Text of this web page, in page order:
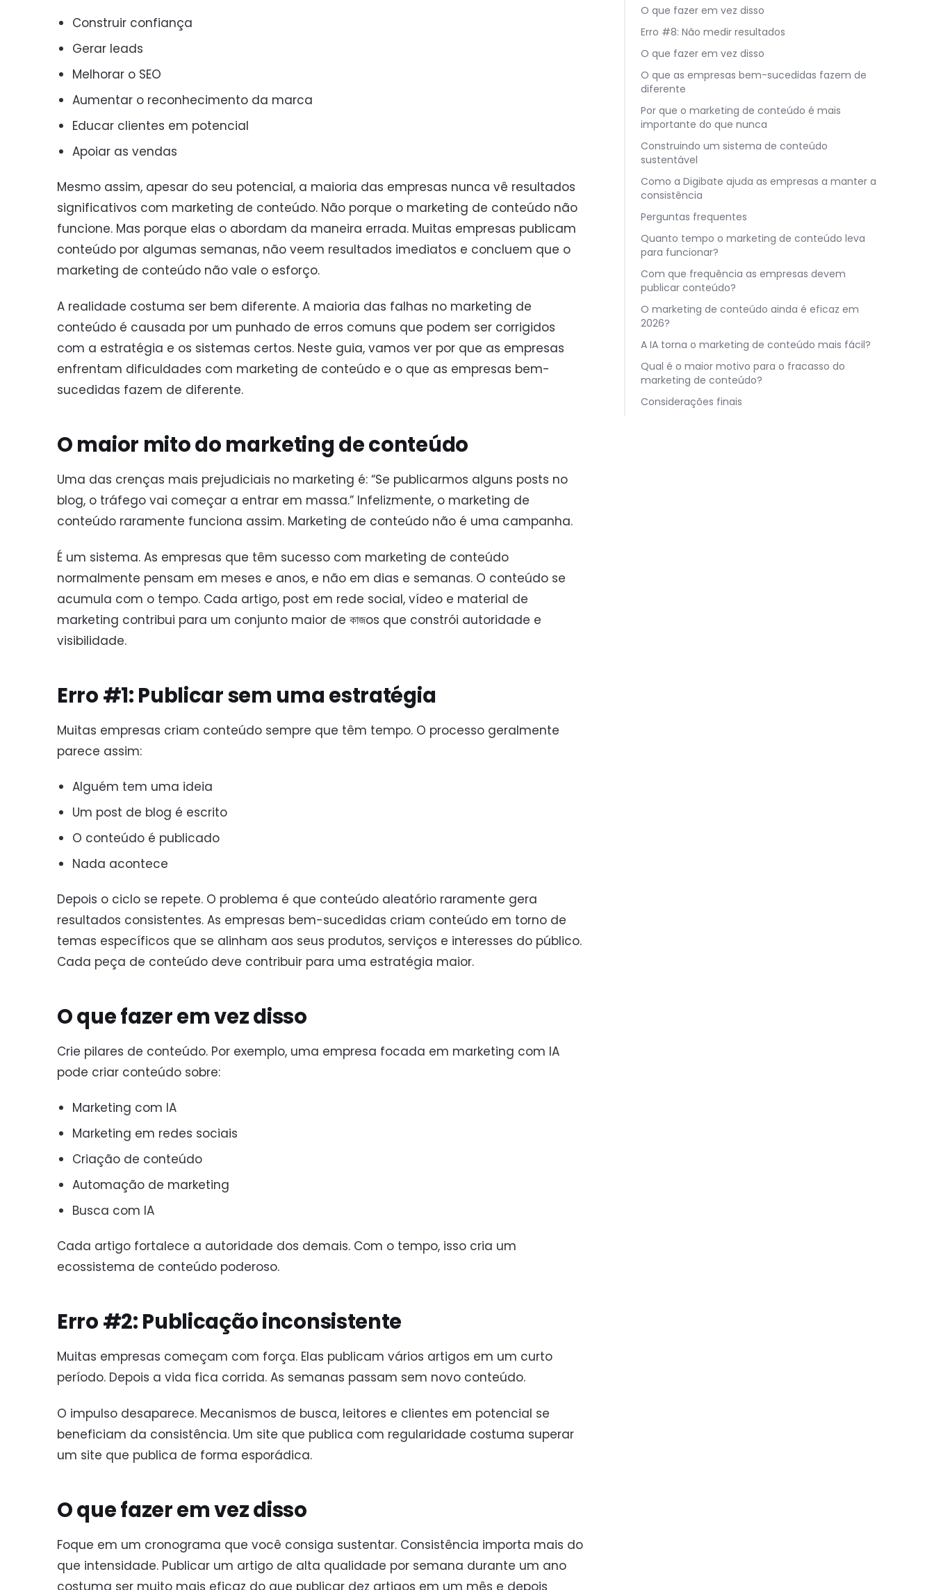
O que fazer em vez disso
Erro #8: Não medir resultados
O que fazer em vez disso
O que as empresas bem-sucedidas fazem de
diferente
Por que o marketing de conteúdo é mais
importante do que nunca
Construindo um sistema de conteúdo
sustentável
Como a Digibate ajuda as empresas a manter a
consistência
Perguntas frequentes
Quanto tempo o marketing de conteúdo leva
para funcionar?
Com que frequência as empresas devem
publicar conteúdo?
O marketing de conteúdo ainda é eficaz em
2026?
A IA torna o marketing de conteúdo mais fácil?
Qual é o maior motivo para o fracasso do
marketing de conteúdo?
Considerações finais
Construir confiança
Gerar leads
Melhorar o SEO
Aumentar o reconhecimento da marca
Educar clientes em potencial
Apoiar as vendas
Mesmo assim, apesar do seu potencial, a maioria das empresas nunca vê resultados
significativos com marketing de conteúdo. Não porque o marketing de conteúdo não
funcione. Mas porque elas o abordam da maneira errada. Muitas empresas publicam
conteúdo por algumas semanas, não veem resultados imediatos e concluem que o
marketing de conteúdo não vale o esforço.
A realidade costuma ser bem diferente. A maioria das falhas no marketing de
conteúdo é causada por um punhado de erros comuns que podem ser corrigidos
com a estratégia e os sistemas certos. Neste guia, vamos ver por que as empresas
enfrentam dificuldades com marketing de conteúdo e o que as empresas bem-
sucedidas fazem de diferente.
O maior mito do marketing de conteúdo
Uma das crenças mais prejudiciais no marketing é: “Se publicarmos alguns posts no
blog, o tráfego vai começar a entrar em massa.” Infelizmente, o marketing de
conteúdo raramente funciona assim. Marketing de conteúdo não é uma campanha.
É um sistema. As empresas que têm sucesso com marketing de conteúdo
normalmente pensam em meses e anos, e não em dias e semanas. O conteúdo se
acumula com o tempo. Cada artigo, post em rede social, vídeo e material de
marketing contribui para um conjunto maior de কাজos que constrói autoridade e
visibilidade.
Erro #1: Publicar sem uma estratégia
Muitas empresas criam conteúdo sempre que têm tempo. O processo geralmente
parece assim:
Alguém tem uma ideia
Um post de blog é escrito
O conteúdo é publicado
Nada acontece
Depois o ciclo se repete. O problema é que conteúdo aleatório raramente gera
resultados consistentes. As empresas bem-sucedidas criam conteúdo em torno de
temas específicos que se alinham aos seus produtos, serviços e interesses do público.
Cada peça de conteúdo deve contribuir para uma estratégia maior.
O que fazer em vez disso
Crie pilares de conteúdo. Por exemplo, uma empresa focada em marketing com IA
pode criar conteúdo sobre:
Marketing com IA
Marketing em redes sociais
Criação de conteúdo
Automação de marketing
Busca com IA
Cada artigo fortalece a autoridade dos demais. Com o tempo, isso cria um
ecossistema de conteúdo poderoso.
Erro #2: Publicação inconsistente
Muitas empresas começam com força. Elas publicam vários artigos em um curto
período. Depois a vida fica corrida. As semanas passam sem novo conteúdo.
O impulso desaparece. Mecanismos de busca, leitores e clientes em potencial se
beneficiam da consistência. Um site que publica com regularidade costuma superar
um site que publica de forma esporádica.
O que fazer em vez disso
Foque em um cronograma que você consiga sustentar. Consistência importa mais do
que intensidade. Publicar um artigo de alta qualidade por semana durante um ano